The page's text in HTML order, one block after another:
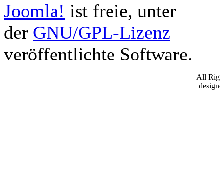
Joomla! ist freie, unter
der GNU/GPL-Lizenz
veröffentlichte Software.
All